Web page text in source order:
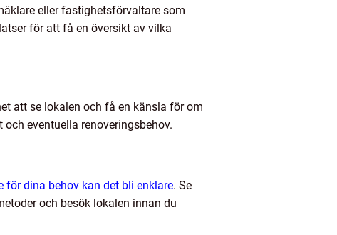
eller fastighetsförvaltare som
för att få en översikt av vilka
att se lokalen och få en känsla för om
eventuella renoveringsbehov.
för dina behov kan det bli enklare. Se
och besök lokalen innan du